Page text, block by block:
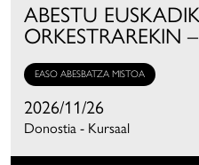
ABESTU
ORKESTRAREKIN
EASO ABESBATZA MISTOA
2026/11/26
Donostia - Kursaal